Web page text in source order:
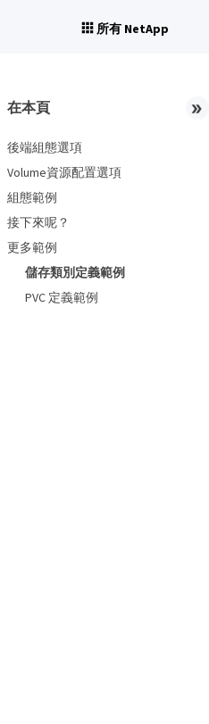
所有 NetApp
在本頁
後端組態選項
Volume資源配置選項
組態範例
接下來呢？
更多範例
儲存類別定義範例
PVC 定義範例